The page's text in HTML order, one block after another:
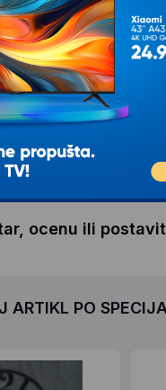
ocenu ili
ARTIKL PO